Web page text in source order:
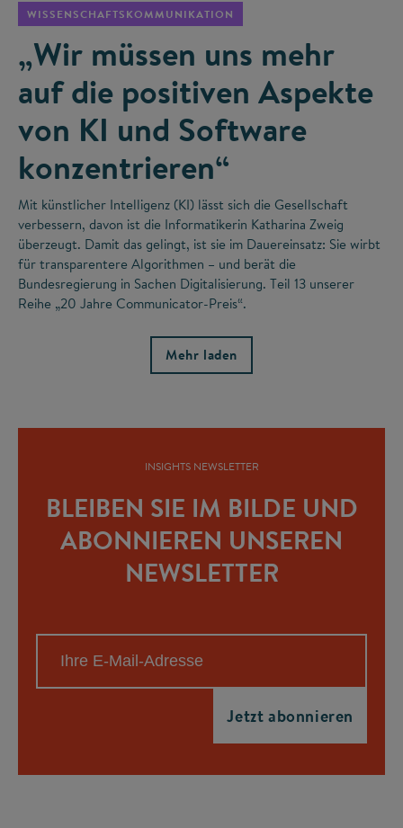
WISSENSCHAFTSKOMMUNIKATION
„Wir müssen uns mehr
auf die positiven Aspekte
von KI und Software
konzentrieren“
Mit künstlicher Intelligenz (KI) lässt sich die Gesellschaft
verbessern, davon ist die Informatikerin Katharina Zweig
überzeugt. Damit das gelingt, ist sie im Dauereinsatz: Sie wirbt
für transparentere Algorithmen – und berät die
Bundesregierung in Sachen Digitalisierung. Teil 13 unserer
Reihe „20 Jahre Communicator-Preis“.
Mehr laden
INSIGHTS NEWSLETTER
BLEIBEN SIE IM BILDE UND
ABONNIEREN UNSEREN
NEWSLETTER